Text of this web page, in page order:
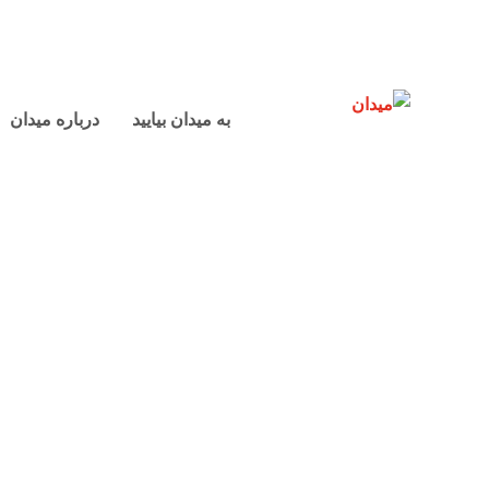
به میدان بیایید درباره میدان